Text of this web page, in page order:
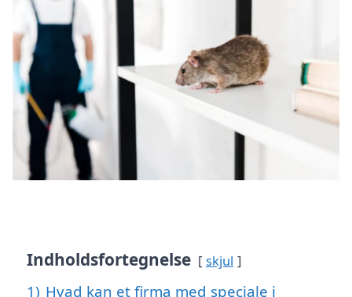
Indholdsfortegnelse skjul
1) Hvad kan et firma med speciale i